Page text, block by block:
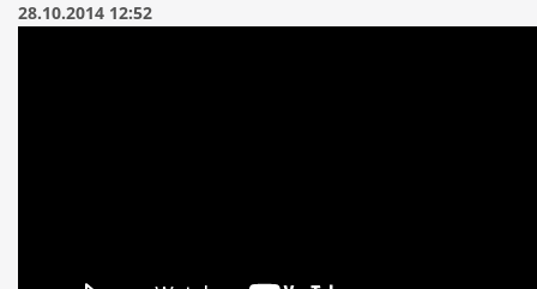
28.10.2014 12:52